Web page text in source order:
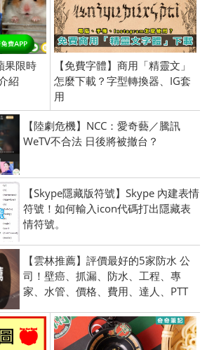
果限時
紹
【免費字體】商用「精靈文」
怎麼下載？字型轉換器、IG套
用
【陸劇危機】NCC：愛奇藝／騰訊
WeTV不合法 日後將被撤台？
【Skype隱藏版符號】Skype 內建表情
符號！如何輸入icon代碼打出隱藏表
情符號。
【雲林推薦】評價最好的5家防水 公
司！壁癌、抓漏、防水、工程、專
家、水管、價格、費用、達人、PTT